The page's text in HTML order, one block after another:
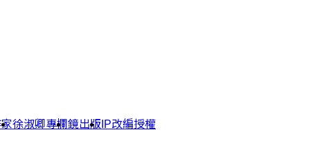
徐淑卿專欄鏡出版 IP改編授權